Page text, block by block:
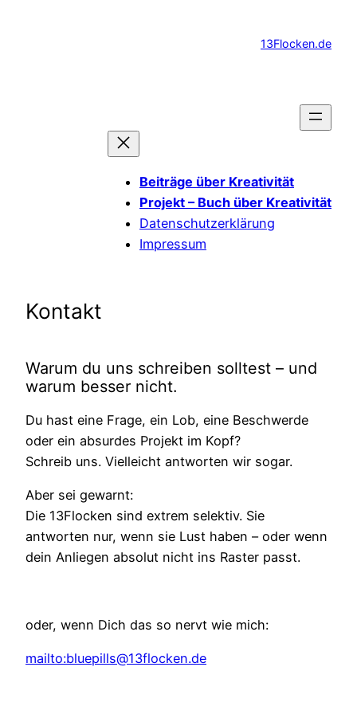
13Flocken.de
Beiträge über Kreativität
Projekt – Buch über Kreativität
Datenschutzerklärung
Impressum
Kontakt
Warum du uns schreiben solltest – und
warum besser nicht.
Du hast eine Frage, ein Lob, eine Beschwerde
oder ein absurdes Projekt im Kopf?
Schreib uns. Vielleicht antworten wir sogar.
Aber sei gewarnt:
Die 13Flocken sind extrem selektiv. Sie
antworten nur, wenn sie Lust haben – oder wenn
dein Anliegen absolut nicht ins Raster passt.
oder, wenn Dich das so nervt wie mich:
mailto:bluepills@13flocken.de